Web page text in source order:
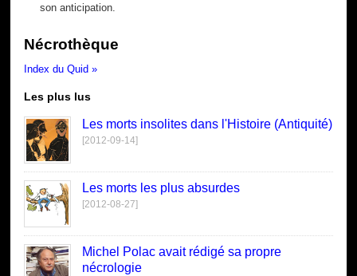
son anticipation.
Nécrothèque
Index du Quid »
Les plus lus
Les morts insolites dans l'Histoire (Antiquité)
[2012-09-14]
Les morts les plus absurdes
[2012-08-27]
Michel Polac avait rédigé sa propre
nécrologie